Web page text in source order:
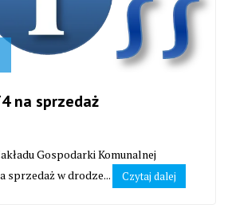
na sprzedaż
Gospodarki Komunalnej
sprzedaż w drodze...
Czytaj dalej